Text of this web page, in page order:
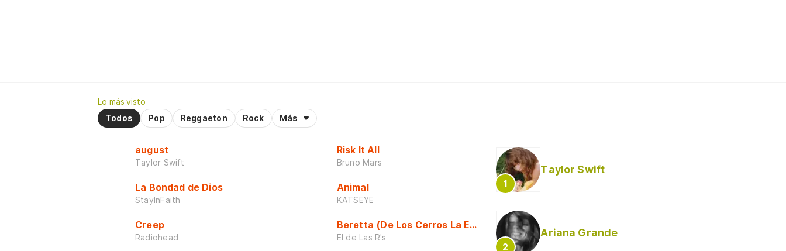
Lo más visto
Todos
Pop Reggaeton Rock Más
august
Taylor Swift
La Bondad de Dios
StayInFaith
Creep
Radiohead
Risk It All
Bruno Mars
Animal
KATSEYE
Beretta (De Los Cerros La Escuela)
El de Las R's
Taylor Swift
Ariana Grande